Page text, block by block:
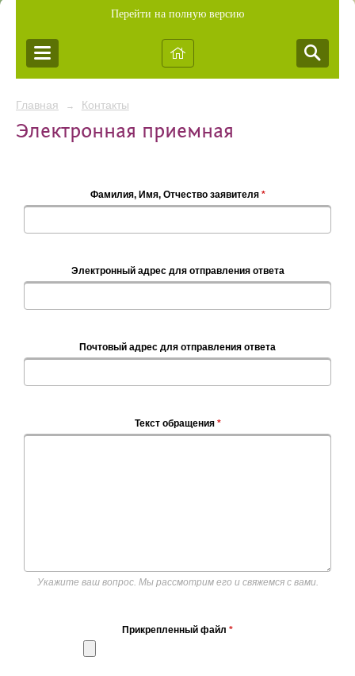
Перейти на полную версию
Главная → Контакты
Электронная приемная
Фамилия, Имя, Отчество заявителя *
Электронный адрес для отправления ответа
Почтовый адрес для отправления ответа
Текст обращения *
Укажите ваш вопрос. Мы рассмотрим его и свяжемся с вами.
Прикрепленный файл *